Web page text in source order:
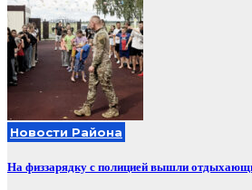
Новости Района
На физзарядку с полицией вышли